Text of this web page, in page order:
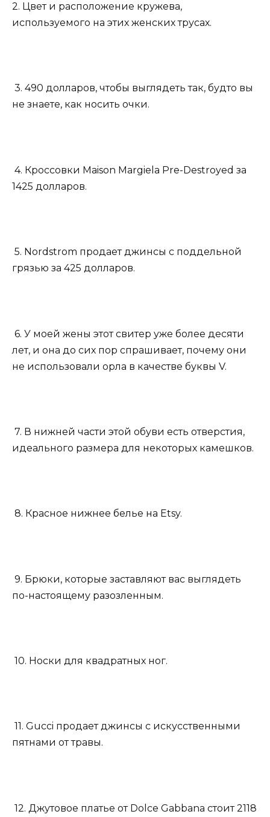
2. Цвет и расположение кружева,
используемого на этих женских трусах.
3. 490 долларов, чтобы выглядеть так, будто вы
не знаете, как носить очки.
4. Кроссовки Maison Margiela Pre-Destroyed за
1425 долларов.
5. Nordstrom продает джинсы с поддельной
грязью за 425 долларов.
6. У моей жены этот свитер уже более десяти
лет, и она до сих пор спрашивает, почему они
не использовали орла в качестве буквы V.
7. В нижней части этой обуви есть отверстия,
идеального размера для некоторых камешков.
8. Красное нижнее белье на Etsy.
9. Брюки, которые заставляют вас выглядеть
по-настоящему разозленным.
10. Носки для квадратных ног.
11. Gucci продает джинсы с искусственными
пятнами от травы.
12. Джутовое платье от Dolce Gabbana стоит 2118